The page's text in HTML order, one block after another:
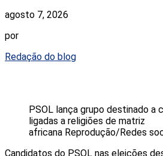
agosto 7, 2026
por
Redação do blog
PSOL lança grupo destinado a
ligadas a religiões de matriz
africana Reprodução/Redes
Candidatos do PSOL nas eleições